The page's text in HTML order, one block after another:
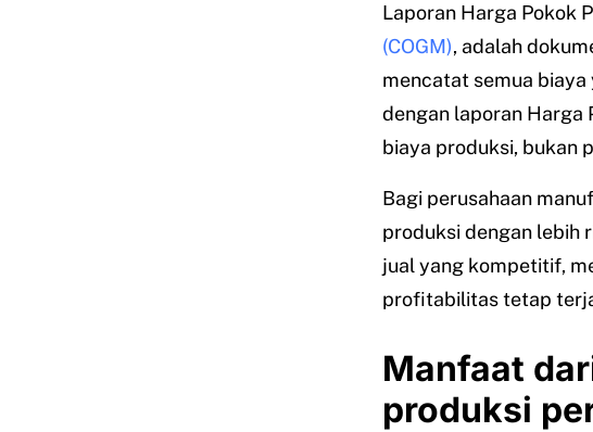
Laporan Harga Pokok
(COGM), adalah
mencatat semua
dengan laporan Harga
biaya produksi, bukan
Bagi perusahaan
produksi dengan lebih
jual yang kompetitif,
profitabilitas tetap
Manfaat
produksi